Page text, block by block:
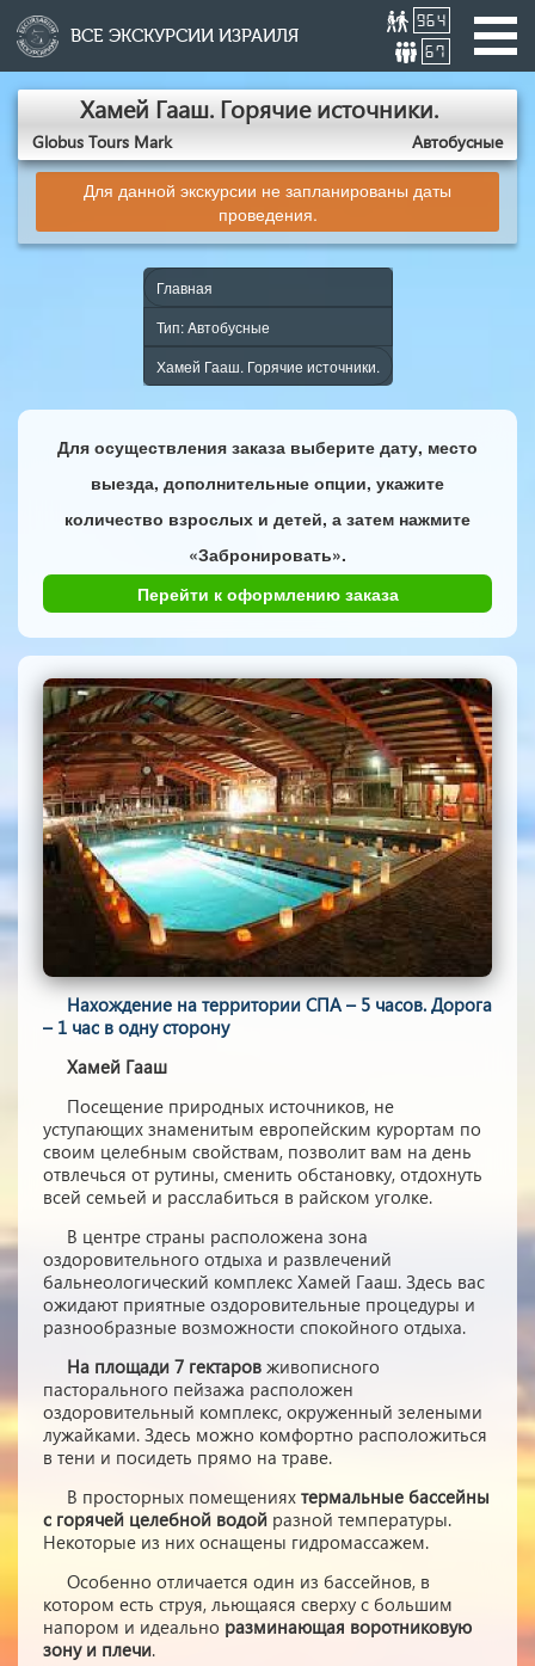
ВСЕ ЭКСКУРСИИ ИЗРАИЛЯ
964
67
Хамей Гааш. Горячие источники.
Globus Tours Mark Aвтобусные
Для данной экскурсии не запланированы даты
проведения.
Главная
Тип: Aвтобусные
Хамей Гааш. Горячие источники.
Для осуществления заказа выберите дату, место
выезда, дополнительные опции, укажите
количество взрослых и детей, а затем нажмите
«Забронировать».
Перейти к оформлению заказа
Нахождение на территории СПА – 5 часов. Дорога
– 1 час в одну сторону
Хамей Гааш
Посещение природных источников, не
уступающих знаменитым европейским курортам по
своим целебным свойствам, позволит вам на день
отвлечься от рутины, сменить обстановку, отдохнуть
всей семьей и расслабиться в райском уголке.
В центре страны расположена зона
оздоровительного отдыха и развлечений
бальнеологический комплекс Хамей Гааш. Здесь вас
ожидают приятные оздоровительные процедуры и
разнообразные возможности спокойного отдыха.
На площади 7 гектаров живописного
пасторального пейзажа расположен
оздоровительный комплекс, окруженный зелеными
лужайками. Здесь можно комфортно расположиться
в тени и посидеть прямо на траве.
В просторных помещениях термальные бассейны
с горячей целебной водой разной температуры.
Некоторые из них оснащены гидромассажем.
Особенно отличается один из бассейнов, в
котором есть струя, льющаяся сверху с большим
напором и идеально разминающая воротниковую
зону и плечи.